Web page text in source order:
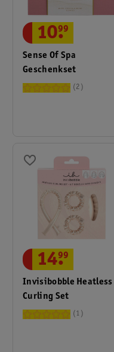
Sense Of Spa
Geschenkset
10.
99
2
Invisibobble Heatless
Curling Set
14.
99
1